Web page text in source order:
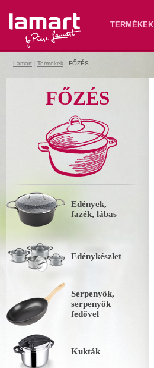
Lamart TERMÉKEK
Lamart Termékek FŐZÉS
FŐZÉS
Edények,
fazék, lábas
Edénykészlet
Serpenyők,
serpenyők
fedővel
Kukták